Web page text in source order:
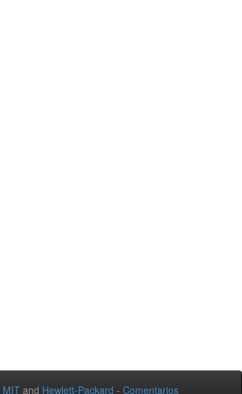
MIT and Hewlett-Packard - Comentarios